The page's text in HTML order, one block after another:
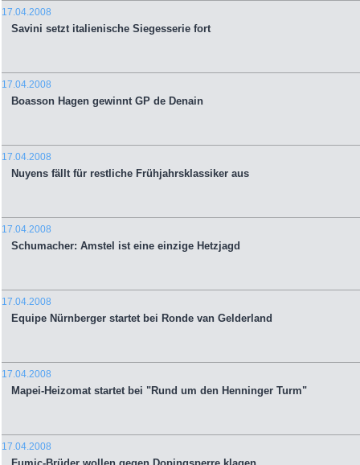
17.04.2008
Savini setzt italienische Siegesserie fort
17.04.2008
Boasson Hagen gewinnt GP de Denain
17.04.2008
Nuyens fällt für restliche Frühjahrsklassiker aus
17.04.2008
Schumacher: Amstel ist eine einzige Hetzjagd
17.04.2008
Equipe Nürnberger startet bei Ronde van Gelderland
17.04.2008
Mapei-Heizomat startet bei "Rund um den Henninger Turm"
17.04.2008